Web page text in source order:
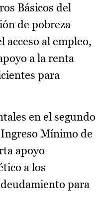
Básicos del
de pobreza
acceso al empleo,
a la renta
para
en el segundo
Mínimo de
apoyo
a los
para